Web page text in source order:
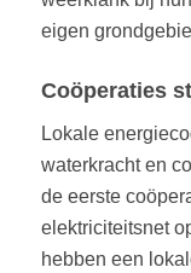
eigen
Coöperaties
Lokale
waterkracht en
de eerste
elektriciteitsnet
hebben een